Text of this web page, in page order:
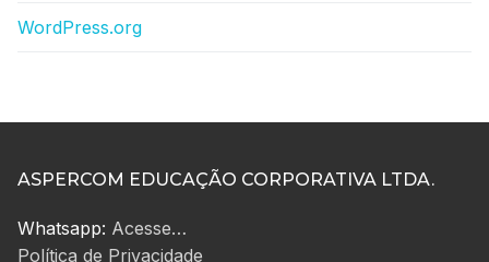
WordPress.org
ASPERCOM EDUCAÇÃO CORPORATIVA LTDA.
Whatsapp: Acesse…
Política de Privacidade